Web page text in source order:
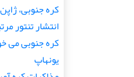
کره جنوبی،
انتشار تنتور
کره جنوبی می
یونهاپ